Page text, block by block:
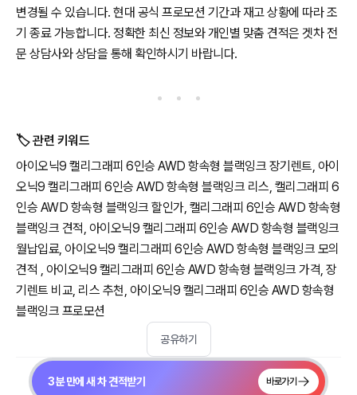
변경될 수 있습니다. 현대 공식 프로모션 기간과 재고 상황에 따라 조
기 종료 가능합니다. 정확한 최신 정보와 개인별 맞춤 견적은 겟차 전
문 상담사와 상담을 통해 확인하시기 바랍니다.
🏷️ 관련 키워드
아이오닉9 캘리그래피 6인승 AWD 항속형 블랙잉크 장기렌트, 아이
오닉9 캘리그래피 6인승 AWD 항속형 블랙잉크 리스, 캘리그래피 6
인승 AWD 항속형 블랙잉크 할인가, 캘리그래피 6인승 AWD 항속형
블랙잉크 견적, 아이오닉9 캘리그래피 6인승 AWD 항속형 블랙잉크
월납입료, 아이오닉9 캘리그래피 6인승 AWD 항속형 블랙잉크 모의
견적 , 아이오닉9 캘리그래피 6인승 AWD 항속형 블랙잉크 가격, 장
기렌트 비교, 리스 추천, 아이오닉9 캘리그래피 6인승 AWD 항속형
블랙잉크 프로모션
공유하기
3분 만에 새 차 견적받기 바로가기